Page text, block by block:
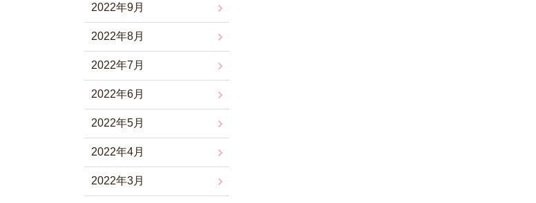
2022年9月
2022年8月
2022年7月
2022年6月
2022年5月
2022年4月
2022年3月